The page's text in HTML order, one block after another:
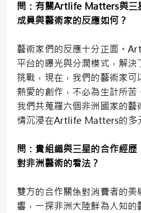
問：有關Artlife Matters與三
成員與藝術家的反應如何？
藝術家們的反應十分正面。
平台的曝光與分潤模式，解決
挑戰，現在，我們的藝術家可
熱愛的創作，不必為生計所苦
我們共蒐羅六個非洲國家的藝
情沉浸在Artlife Matters的多
問：貴組織與三星的合作經
對非洲藝術的看法？
雙方的合作關係對消費者的美
響，一探非洲大陸鮮為人知的